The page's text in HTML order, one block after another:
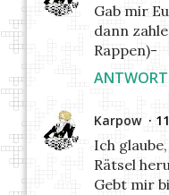
Gab mir
dann
Rappen)-
Karpow
Ich
Rätsel
Gebt mir